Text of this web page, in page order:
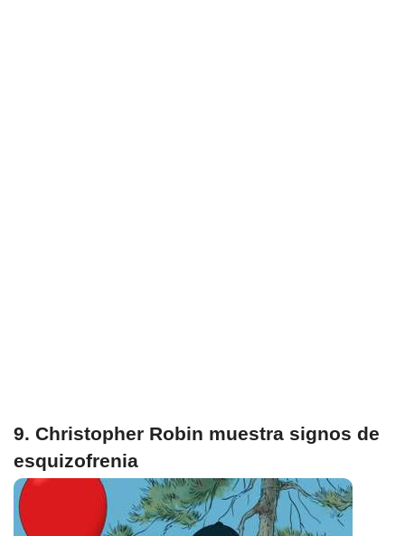
9. Christopher Robin muestra signos de
esquizofrenia